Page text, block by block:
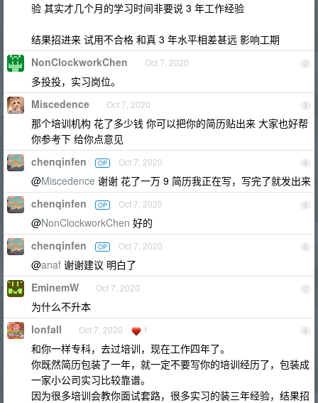
验 其实才几个月的学习时间非要说 3 年工作经验
结果招进来 试用不合格 和真 3 年水平相差甚远 影响工期
2
NonClockworkChen Oct 7, 2020
多投投，实习岗位。
3
Miscedence Oct 7, 2020
那个培训机构 花了多少钱 你可以把你的简历贴出来 大家也好帮
你参考下 给你点意见
4
chenqinfen OP Oct 7, 2020
@Miscedence 谢谢 花了一万 9 简历我正在写，写完了就发出来
5
chenqinfen OP Oct 7, 2020
@NonClockworkChen 好的
6
chenqinfen OP Oct 7, 2020
@anaf 谢谢建议 明白了
7
EminemW Oct 7, 2020
为什么不升本
8
lonfall Oct 7, 2020 1
和你一样专科，去过培训，现在工作四年了。
你既然简历包装了一年，就一定不要写你的培训经历了，包装成
一家小公司实习比较靠谱。
因为很多培训会教你面试套路，很多实习的装三年经验，结果招